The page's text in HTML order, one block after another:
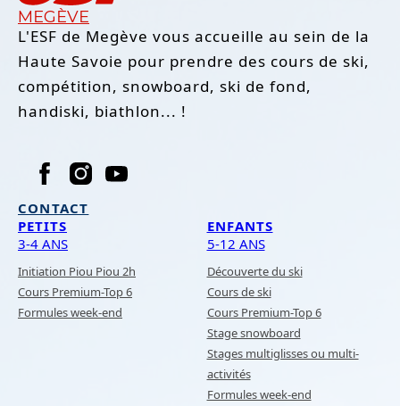
MEGÈVE
L'ESF de Megève vous accueille au sein de la
Haute Savoie pour prendre des cours de ski,
compétition, snowboard, ski de fond,
handiski, biathlon... !
CONTACT
PETITS
3-4 ANS
Initiation Piou Piou 2h
Cours Premium-Top 6
Formules week-end
ENFANTS
5-12 ANS
Découverte du ski
Cours de ski
Cours Premium-Top 6
Stage snowboard
Stages multiglisses ou multi-
activités
Formules week-end